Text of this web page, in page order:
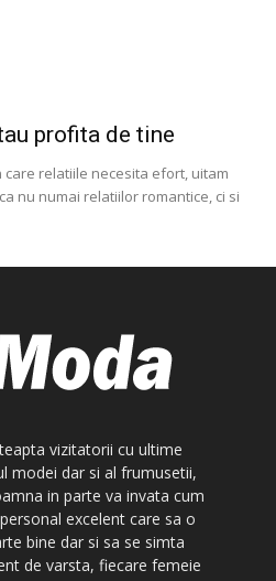
profita de tine
relatiile necesita efort, uitam
nu numai relatiilor romantice, ci si
vizitatorii cu ultime
modei dar si al frumusetii,
in parte va invata cum
excelent care sa o
bine dar si sa se simta
de varsta, fiecare femeie